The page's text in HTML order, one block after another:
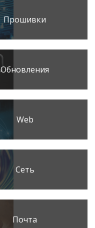
Прошивки
Обновления
Web
Сеть
Почта